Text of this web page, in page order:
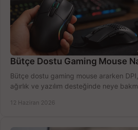
Bütçe Dostu Gaming Mouse
Bütçe dostu gaming mouse ararken
ağırlık ve yazılım desteğinde neye
12 Haziran 2026